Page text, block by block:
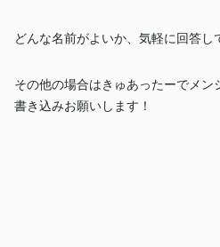
どんな名前がよいか、気軽に回答し
その他の場合はきゅあったーでメン
書き込みお願いします！